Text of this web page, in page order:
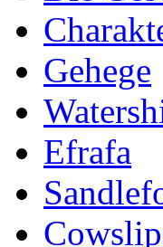
Gehege
Efrafa